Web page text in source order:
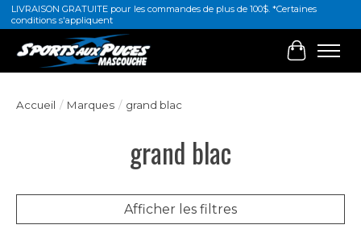
LIVRAISON GRATUITE pour les commandes de plus de 100$. *Certaines
conditions s'appliquent
Panier
Accueil / Marques / grand blac
grand blac
Afficher les filtres